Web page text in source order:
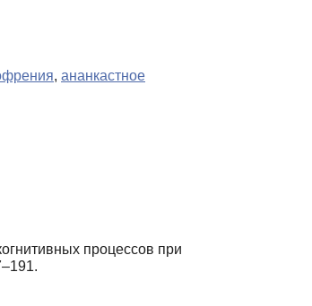
, ананкастное
процессов при